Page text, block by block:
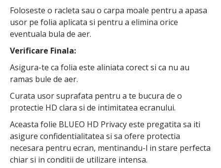
Foloseste o racleta sau o carpa moale pentru a apasa
usor pe folia aplicata si pentru a elimina orice
eventuala bula de aer.
Verificare Finala:
Asigura-te ca folia este aliniata corect si ca nu au
ramas bule de aer.
Curata usor suprafata pentru a te bucura de o
protectie HD clara si de intimitatea ecranului.
Aceasta folie BLUEO HD Privacy este pregatita sa iti
asigure confidentialitatea si sa ofere protectia
necesara pentru ecran, mentinandu-l in stare perfecta
chiar si in conditii de utilizare intensa.